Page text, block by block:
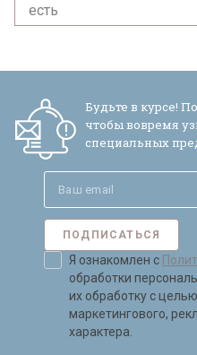
есть
Будьте в курсе!
чтобы вовремя
специальных
ПОДПИСАТЬСЯ
Я ознакомлен с
обработки
их обработку с
маркетингового,
характера.